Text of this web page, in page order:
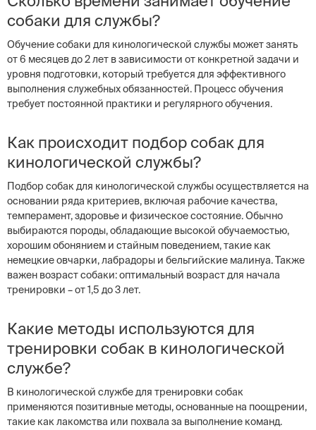
собаки для службы?
Обучение собаки для кинологической службы может занять
от 6 месяцев до 2 лет в зависимости от конкретной задачи и
уровня подготовки, который требуется для эффективного
выполнения служебных обязанностей. Процесс обучения
требует постоянной практики и регулярного обучения.
Как происходит подбор собак для
кинологической службы?
Подбор собак для кинологической службы осуществляется на
основании ряда критериев, включая рабочие качества,
темперамент, здоровье и физическое состояние. Обычно
выбираются породы, обладающие высокой обучаемостью,
хорошим обонянием и стайным поведением, такие как
немецкие овчарки, лабрадоры и бельгийские малинуа. Также
важен возраст собаки: оптимальный возраст для начала
тренировки – от 1,5 до 3 лет.
Какие методы используются для
тренировки собак в кинологической
службе?
В кинологической службе для тренировки собак
применяются позитивные методы, основанные на поощрении,
такие как лакомства или похвала за выполнение команд.